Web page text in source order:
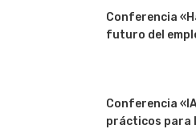
Conferencia
futuro del
Conferencia
prácticos para